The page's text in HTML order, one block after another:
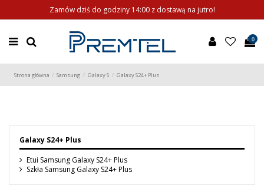
Zamów dziś do godziny 14:00 z dostawą na jutro!
0
Strona główna Samsung Galaxy S Galaxy S24+ Plus
Galaxy S24+ Plus
Etui Samsung Galaxy S24+ Plus
Szkła Samsung Galaxy S24+ Plus